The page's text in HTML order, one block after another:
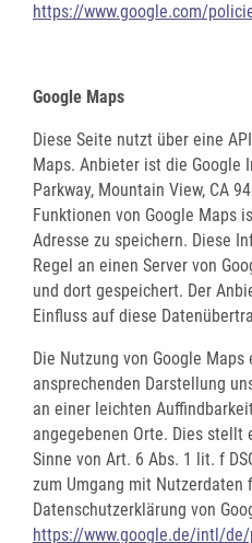
https://www.google.com/
Google Maps
Diese Seite nutzt über eine
Maps. Anbieter ist die Google
Parkway, Mountain View, CA
Funktionen von Google Maps
Adresse zu speichern. Diese
Regel an einen Server von
und dort gespeichert. Der
Einfluss auf diese
Die Nutzung von Google
ansprechenden Darstellung
an einer leichten
angegebenen Orte. Dies
Sinne von Art. 6 Abs. 1 lit. f
zum Umgang mit Nutzerdaten
Datenschutzerklärung von
https://www.google.de/intl/